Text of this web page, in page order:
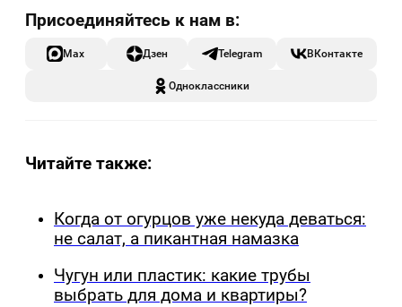
Max Дзен Telegram ВКонтакте
Одноклассники
Читайте также:
Когда от огурцов уже некуда деваться:
не салат, а пикантная намазка
Чугун или пластик: какие трубы
выбрать для дома и квартиры?